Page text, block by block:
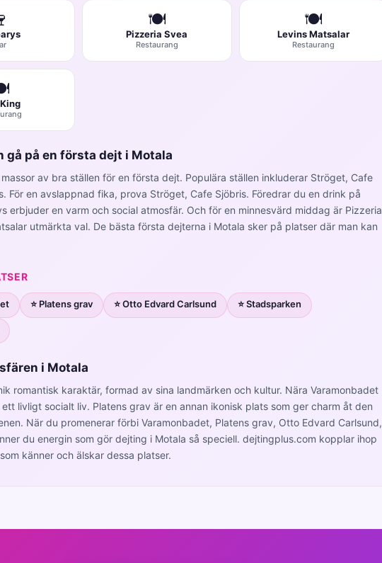
🍽️
Pizzeria Svea
Restaurang
🍽️
Levins Matsalar
Restaurang
gå på en första dejt i Motala
av bra ställen för en första dejt. Populära ställen inkluderar Ströget, Cafe
För en avslappnad fika, prova Ströget, Cafe Sjöbris. Föredrar du en drink på
erbjuder en varm och social atmosfär. Och för en minnesvärd middag är Pizzeria
utmärkta val. De bästa första dejterna i Motala sker på platser där man kan
⭐ Platens grav ⭐ Otto Edvard Carlsund ⭐ Stadsparken
i Motala
romantisk karaktär, formad av sina landmärken och kultur. Nära Varamonbadet
livligt socialt liv. Platens grav är en annan ikonisk plats som ger charm åt den
När du promenerar förbi Varamonbadet, Platens grav, Otto Edvard Carlsund,
du energin som gör dejting i Motala så speciell. dejtingplus.com kopplar ihop
känner och älskar dessa platser.